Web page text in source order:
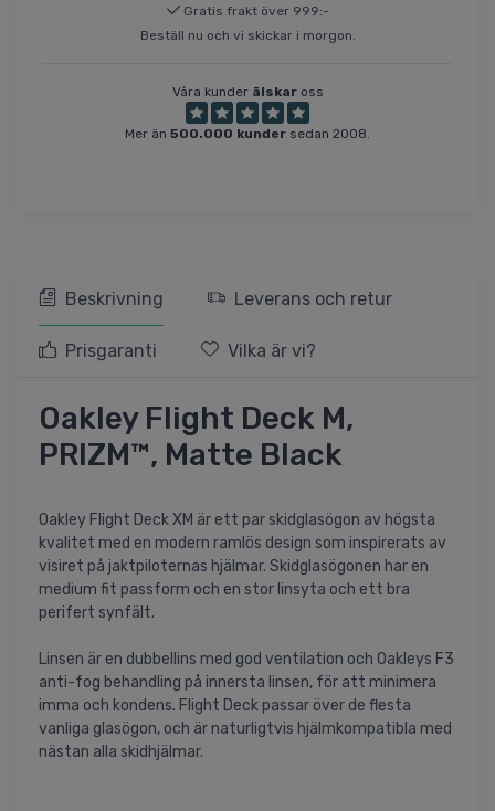
Gratis frakt över 999:-
Beställ nu och vi skickar i morgon.
Våra kunder älskaross
Mer än 500.000 kunder sedan 2008.
Beskrivning Leverans och retur
Prisgaranti Vilka är vi?
Oakley Flight Deck M,
PRIZM™, Matte Black
Oakley Flight Deck XM är ett par skidglasögon av högsta
kvalitet med en modern ramlös design som inspirerats av
visiret på jaktpiloternas hjälmar. Skidglasögonen har en
medium fit passform och en stor linsyta och ett bra
perifert synfält.
Linsen är en dubbellins med god ventilation och Oakleys F3
anti-fog behandling på innersta linsen, för att minimera
imma och kondens. Flight Deck passar över de flesta
vanliga glasögon, och är naturligtvis hjälmkompatibla med
nästan alla skidhjälmar.